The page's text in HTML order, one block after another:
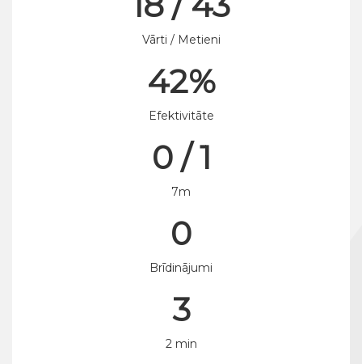
Vārti / Metieni
42%
Efektivitāte
0 / 1
7m
0
Brīdinājumi
3
2 min